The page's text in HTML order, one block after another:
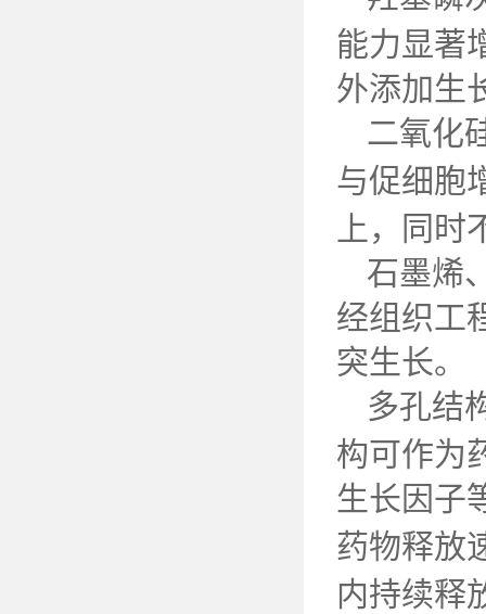
能力显著
外添加生
二氧化
与促细胞
上，同
石墨烯
经组织工
突生长。
多孔结
构可作为
生长因子
药物释放
内持续释